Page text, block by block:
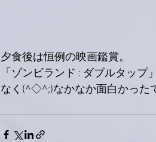
夕食後は恒例の映画鑑賞。
「ゾンビランド : ダブルタッ
なく(^◇^;)なかなか面白かった